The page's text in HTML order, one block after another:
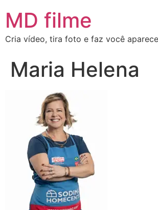
MD filme
Cria vídeo, tira foto e faz você
Maria Helena